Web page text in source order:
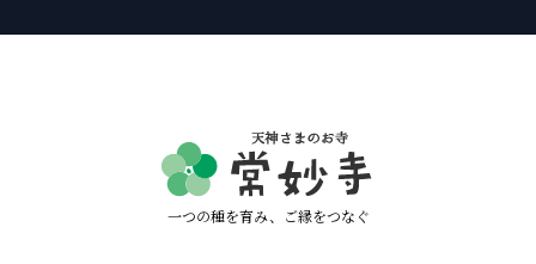
一つの種を育み、ご縁をつなぐ